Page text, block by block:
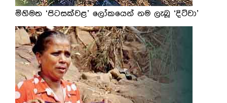
මිහිමත ‘පිටසක්වළ’ ලෝකයෙන් නම ලැබූ ‘දිට්වා’